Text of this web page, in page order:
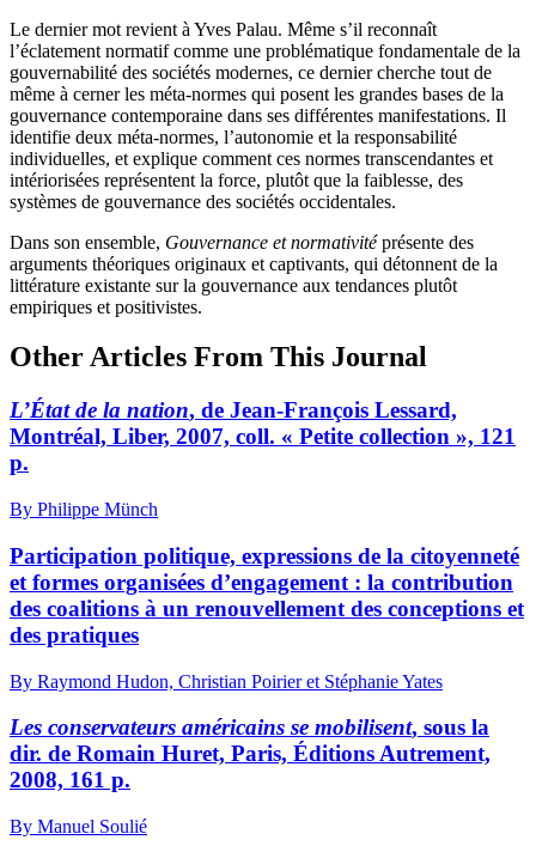
Le dernier mot revient à Yves Palau. Même s’il reconnaît
l’éclatement normatif comme une problématique fondamentale de la
gouvernabilité des sociétés modernes, ce dernier cherche tout de
même à cerner les méta-normes qui posent les grandes bases de la
gouvernance contemporaine dans ses différentes manifestations. Il
identifie deux méta-normes, l’autonomie et la responsabilité
individuelles, et explique comment ces normes transcendantes et
intériorisées représentent la force, plutôt que la faiblesse, des
systèmes de gouvernance des sociétés occidentales.
Dans son ensemble, Gouvernance et normativitéprésente des
arguments théoriques originaux et captivants, qui détonnent de la
littérature existante sur la gouvernance aux tendances plutôt
empiriques et positivistes.
Other Articles From This Journal
L’État de la nation, de Jean-François Lessard,
Montréal, Liber, 2007, coll. « Petite collection », 121
p.
By Philippe Münch
Participation politique, expressions de la citoyenneté
et formes organisées d’engagement : la contribution
des coalitions à un renouvellement des conceptions et
des pratiques
By Raymond Hudon, Christian Poirier et Stéphanie Yates
Les conservateurs américains se mobilisent, sous la
dir. de Romain Huret, Paris, Éditions Autrement,
2008, 161 p.
By Manuel Soulié